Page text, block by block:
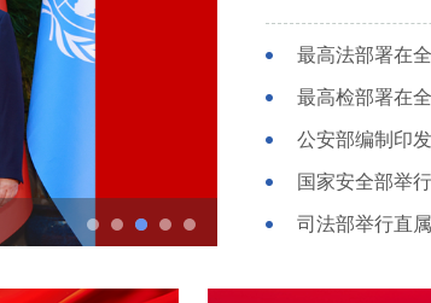
最高检部署在
国家安全部举
司法部举行直